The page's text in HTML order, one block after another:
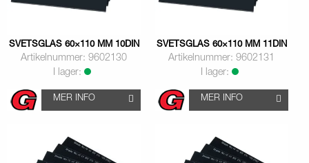
SVETSGLAS 60×110 MM 10DIN
Artikelnummer: 9602130
I lager:
MER INFO
SVETSGLAS 60×110 MM 11DIN
Artikelnummer: 9602131
I lager:
MER INFO